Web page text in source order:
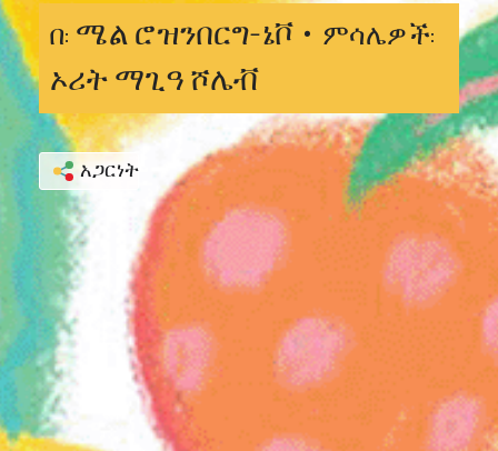
በ: ሜል ሮዝንበርግ-ኔቮ • ምሳሌዎች:
ኦሪት ማጊዓ ሾሌቭ
አጋርነት